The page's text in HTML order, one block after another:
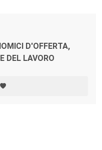
D'OFFERTA,
DEL LAVORO